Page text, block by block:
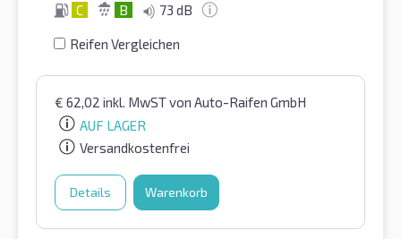
C B 73 dB
Reifen Vergleichen
€ 62,02 inkl. MwSTvon Auto-Raifen GmbH
AUF LAGER
Versandkostenfrei
Details Warenkorb